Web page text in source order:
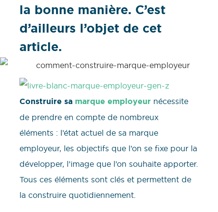
la bonne manière. C’est
d’ailleurs l’objet de cet
article.
Construire sa marque employeur nécessite
de prendre en compte de nombreux
éléments : l’état actuel de sa marque
employeur, les objectifs que l’on se fixe pour la
développer, l’image que l’on souhaite apporter.
Tous ces éléments sont clés et permettent de
la construire quotidiennement.